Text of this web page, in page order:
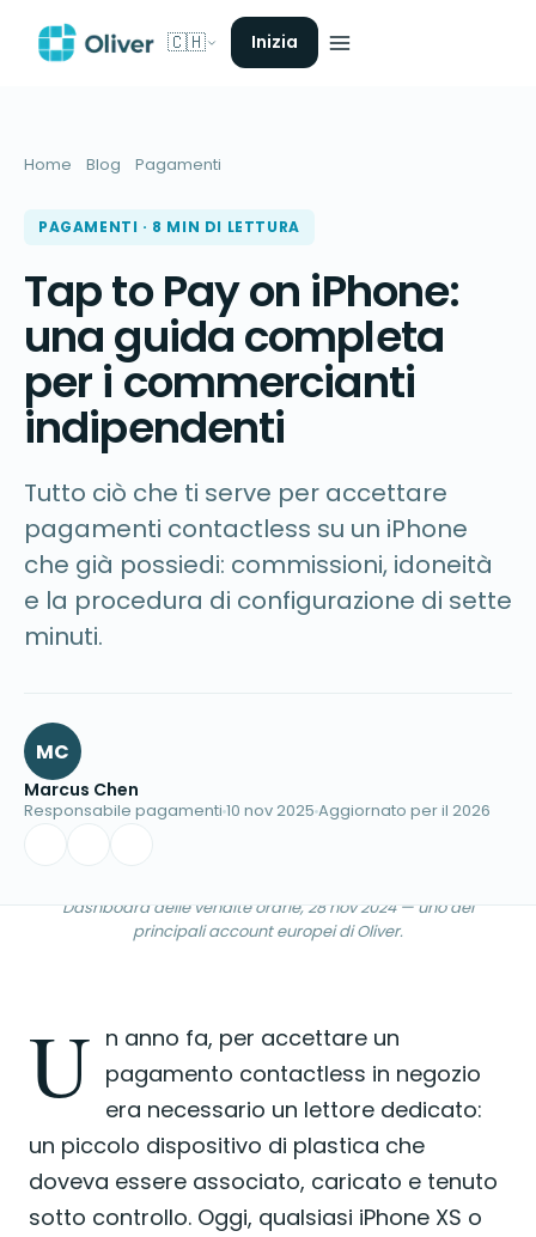
🇨🇭 Inizia
Home Blog Pagamenti
PAGAMENTI · 8 MIN DI LETTURA
Tap to Pay on iPhone:
una guida completa
per i commercianti
indipendenti
Tutto ciò che ti serve per accettare
pagamenti contactless su un iPhone
che già possiedi: commissioni, idoneità
e la procedura di configurazione di sette
minuti.
MC
Marcus Chen
Responsabile pagamenti 10 nov 2025 Aggiornato per il 2026
Dashboard delle vendite orarie, 28 nov 2024 — uno dei
principali account europei di Oliver.
U n anno fa, per accettare un
pagamento contactless in negozio
era necessario un lettore dedicato:
un piccolo dispositivo di plastica che
doveva essere associato, caricato e tenuto
sotto controllo. Oggi, qualsiasi iPhone XS o